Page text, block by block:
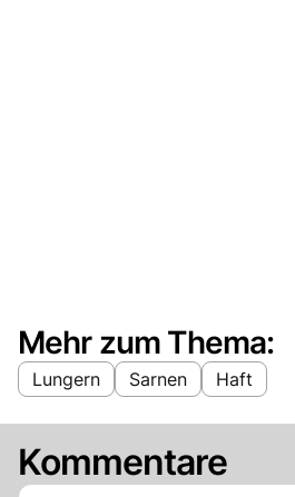
Mehr zum Thema:
Lungern Sarnen Haft
Kommentare